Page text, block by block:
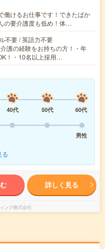
働けるお仕事です！できたばか
の要介護度も低め！体…
不要 / 英語力不要
護の経験をお持ちの方！・年
！・10名以上採用…
40代 50代
60代
男性
る
詳しく見る
ング株式会社